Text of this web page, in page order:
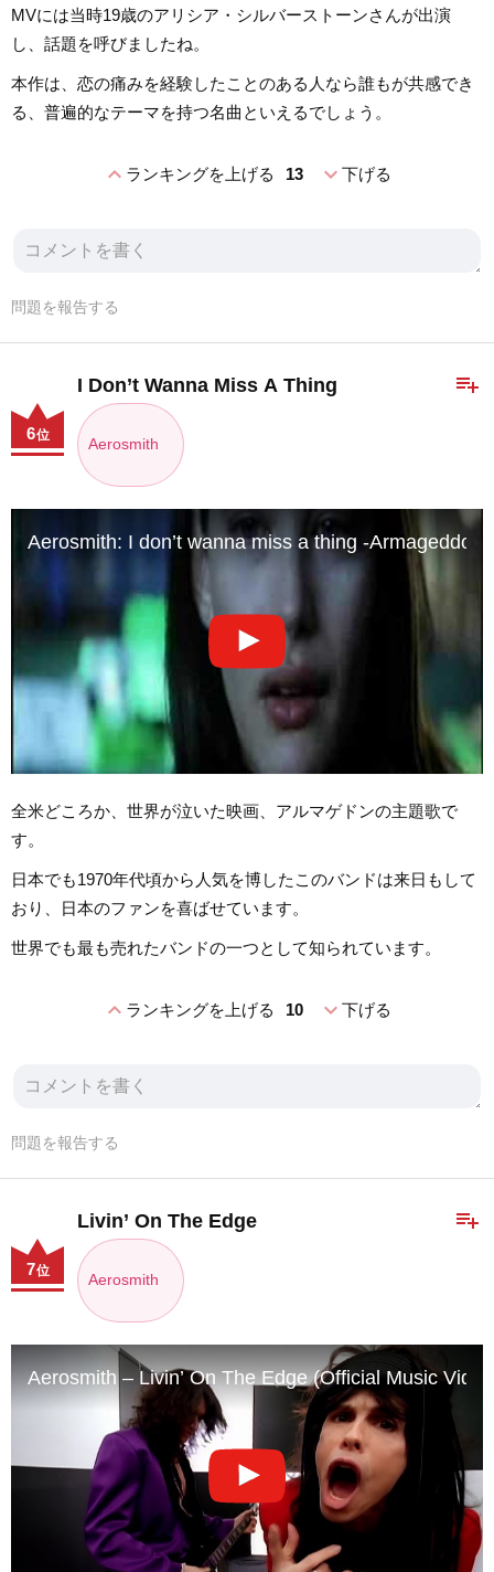
MVには当時19歳のアリシア・シルバーストーンさんが出演
し、話題を呼びましたね。
本作は、恋の痛みを経験したことのある人なら誰もが共感でき
る、普遍的なテーマを持つ名曲といえるでしょう。
expand_lessランキングを上げる 13 expand_more下げる
問題を報告する
playlist_add
I Don’t Wanna Miss A Thing
Aerosmith
6位
Aerosmith: I don’t wanna miss a thing -Armageddon
全米どころか、世界が泣いた映画、アルマゲドンの主題歌で
す。
日本でも1970年代頃から人気を博したこのバンドは来日もして
おり、日本のファンを喜ばせています。
世界でも最も売れたバンドの一つとして知られています。
expand_lessランキングを上げる 10 expand_more下げる
問題を報告する
playlist_add
Livin’ On The Edge
Aerosmith
7位
Aerosmith – Livin’ On The Edge (Official Music